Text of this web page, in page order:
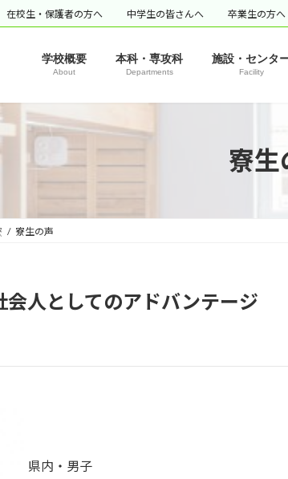
在校生・保護者の方へ 中学生の皆さんへ 卒業生の方へ
学校概要
About
本科・専攻科
Departments
施設・センタ
Facility
寮生
寮生の声
会人としてのアドバンテージ
県内・男子